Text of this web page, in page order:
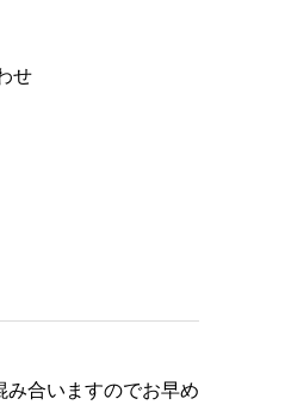
せ
合いますのでお早め